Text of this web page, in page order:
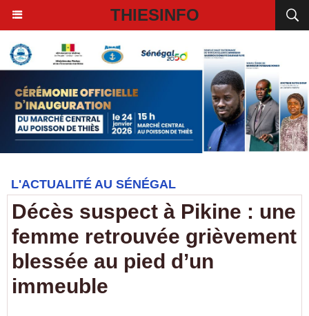
THIESINFO
L'ACTUALITÉ AU SÉNÉGAL
Décès suspect à Pikine : une
femme retrouvée grièvement
blessée au pied d’un
immeuble